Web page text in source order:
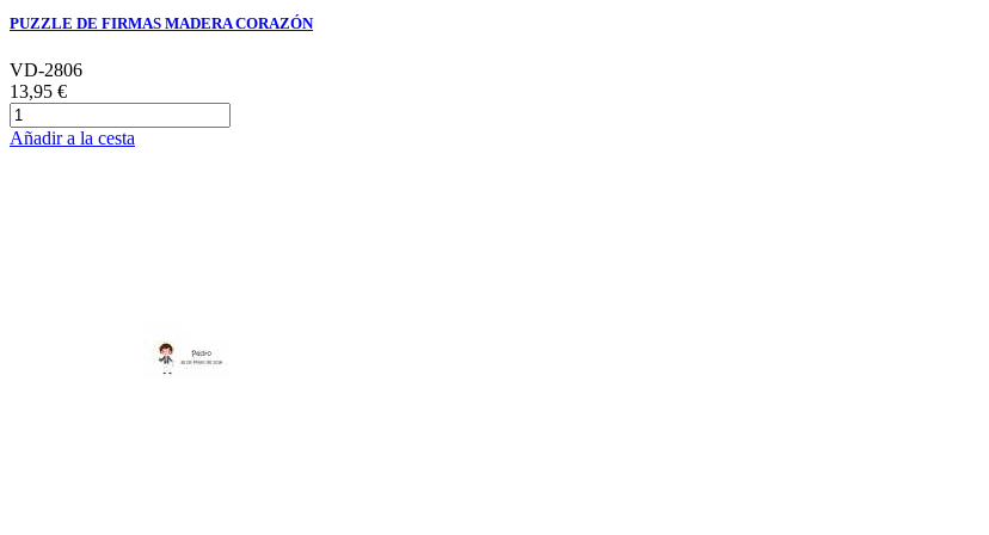
PUZZLE DE FIRMAS MADERA CORAZÓN
VD-2806
13,95 €
Añadir a la cesta